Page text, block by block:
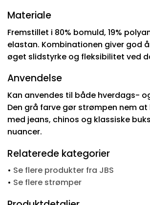
Materiale
Fremstillet i 80% bomuld, 19%
elastan. Kombinationen giver god
øget slidstyrke og fleksibilitet ved
Anvendelse
Kan anvendes til både hverdags-
Den grå farve gør strømpen nem
med jeans, chinos og klassiske
nuancer.
Relaterede kategorier
• Se flere produkter fra JBS
• Se flere strømper